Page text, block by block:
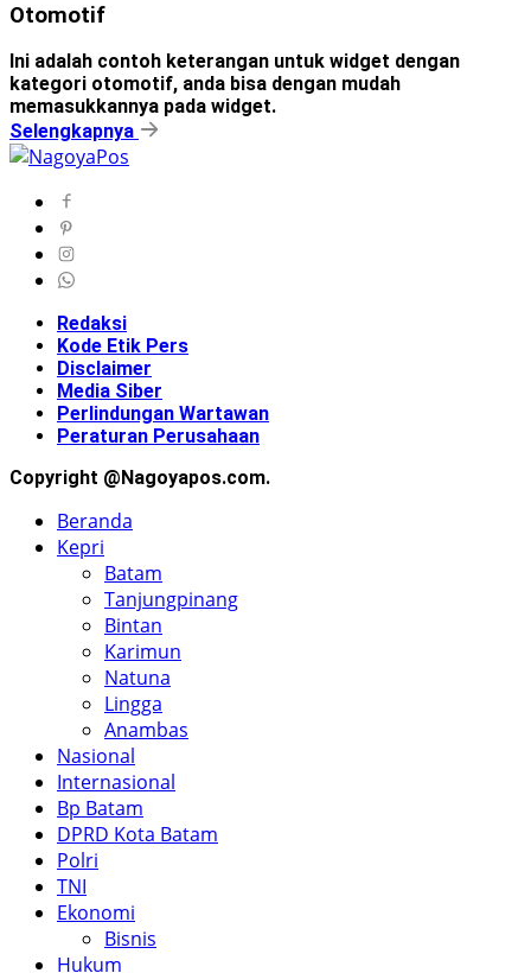
Otomotif
Ini adalah contoh keterangan untuk widget dengan
kategori otomotif, anda bisa dengan mudah
memasukkannya pada widget.
Selengkapnya
Redaksi
Kode Etik Pers
Disclaimer
Media Siber
Perlindungan Wartawan
Peraturan Perusahaan
Copyright @Nagoyapos.com.
Beranda
Kepri
Batam
Tanjungpinang
Bintan
Karimun
Natuna
Lingga
Anambas
Nasional
Internasional
Bp Batam
DPRD Kota Batam
Polri
TNI
Ekonomi
Bisnis
Hukum